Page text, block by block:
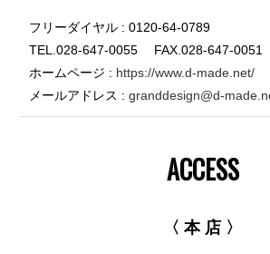
フリーダイヤル : 0120-64-0789
TEL.028-647-0055 FAX.028-647-0051
ホームページ : https://www.d-made.net/
メールアドレス :granddesign@d-
ACCESS
〈 本 店 〉